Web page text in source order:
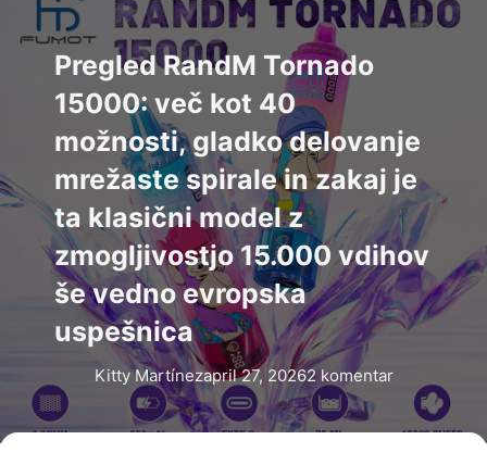
Pregled RandM Tornado
15000: več kot 40
možnosti, gladko delovanje
mrežaste spirale in zakaj je
ta klasični model z
zmogljivostjo 15.000 vdihov
še vedno evropska
uspešnica
Kitty Martínezapril 27, 20262 komentar